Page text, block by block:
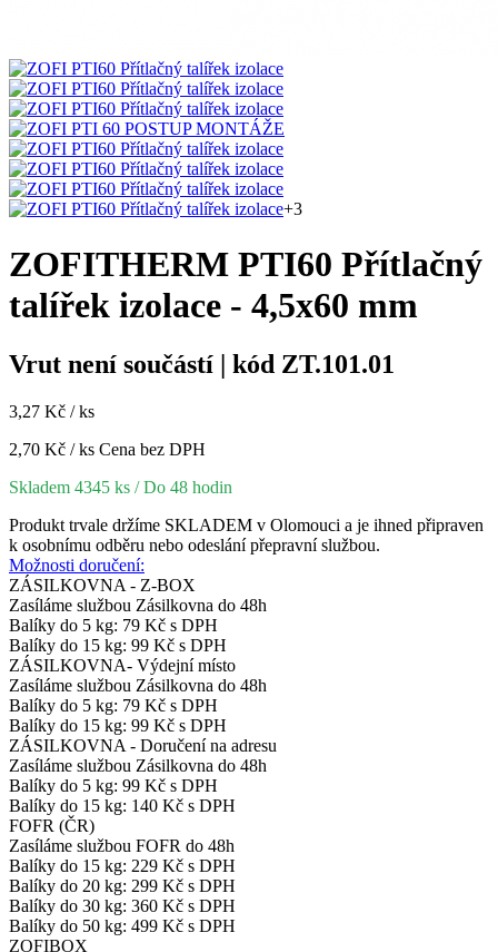
+3
ZOFITHERM PTI60 Přítlačný
talířek izolace - 4,5x60 mm
Vrut není součástí | kód ZT.101.01
3,27 Kč / ks
2,70 Kč / ks Cena bez DPH
Skladem 4345 ks / Do 48 hodin
Produkt trvale držíme SKLADEM v Olomouci a je ihned připraven
k osobnímu odběru nebo odeslání přepravní službou.
Možnosti doručení:
ZÁSILKOVNA - Z-BOX
Zasíláme službou Zásilkovna do 48h
Balíky do 5 kg: 79 Kč s DPH
Balíky do 15 kg: 99 Kč s DPH
ZÁSILKOVNA- Výdejní místo
Zasíláme službou Zásilkovna do 48h
Balíky do 5 kg: 79 Kč s DPH
Balíky do 15 kg: 99 Kč s DPH
ZÁSILKOVNA - Doručení na adresu
Zasíláme službou Zásilkovna do 48h
Balíky do 5 kg: 99 Kč s DPH
Balíky do 15 kg: 140 Kč s DPH
FOFR (ČR)
Zasíláme službou FOFR do 48h
Balíky do 15 kg: 229 Kč s DPH
Balíky do 20 kg: 299 Kč s DPH
Balíky do 30 kg: 360 Kč s DPH
Balíky do 50 kg: 499 Kč s DPH
ZOFIBOX